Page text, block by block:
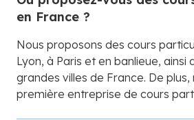
en France ?
Nous proposons des cours
Lyon, à Paris et en banlieue, ainsi
grandes villes de France. De
première entreprise de cours